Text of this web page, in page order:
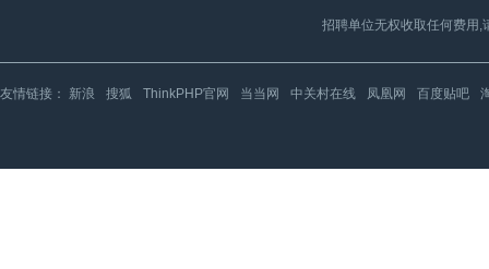
招聘单位无权收取任何费用,
友情链接： 新浪 搜狐 ThinkPHP官网 当当网 中关村在线 凤凰网 百度贴吧